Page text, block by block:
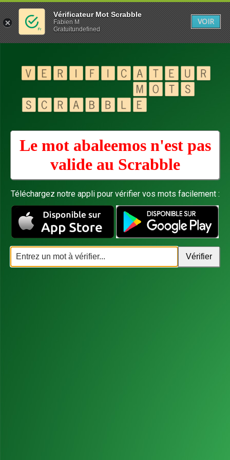
Le mot abaleemos n'est pas
valide au Scrabble
Téléchargez notre appli pour vérifier vos mots facilement :
Vérificateur Mot Scrabble
Fabien M
Gratuitundefined
VOIR